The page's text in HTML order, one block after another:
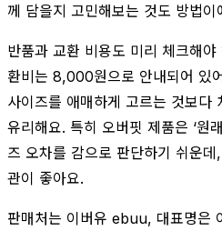
께 담을지 고민해보는 것도 방법이
반품과 교환 비용도 미리 체크해
환비는 8,000원으로 안내되어 있
사이즈를 애매하게 고르는 것보다
유리해요. 특히 오버핏 제품은 ‘원
즈 오차를 감으로 판단하기 쉬운
관이 좋아요.
판매처는 이버유 ebuu, 대표명은